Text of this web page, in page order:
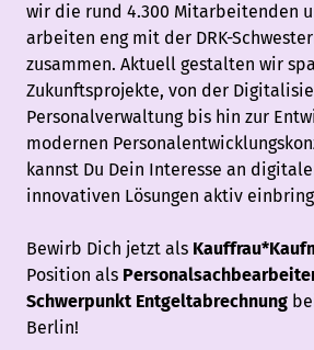
wir die rund 4.300 Mitarbeitenden
arbeiten eng mit der DRK-
zusammen. Aktuell gestalten wir
Zukunftsprojekte, von der
Personalverwaltung bis hin zur
modernen
kannst Du Dein Interesse an
innovativen Lösungen aktiv
Bewirb Dich jetzt als
Position als
Schwerpunkt Entgeltabrechnung
Berlin!